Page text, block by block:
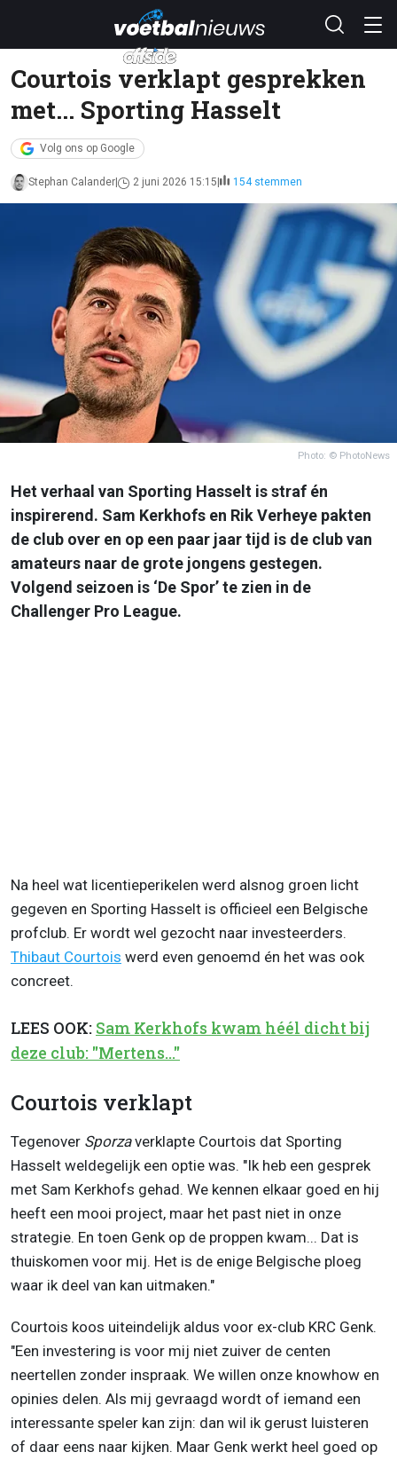
Courtois verklapt gesprekken
met... Sporting Hasselt
Volg ons op Google
Stephan Calander 2 juni 2026 15:15 154 stemmen
Photo: © PhotoNews
Het verhaal van Sporting Hasselt is straf én
inspirerend. Sam Kerkhofs en Rik Verheye pakten
de club over en op een paar jaar tijd is de club van
amateurs naar de grote jongens gestegen.
Volgend seizoen is ‘De Spor’ te zien in de
Challenger Pro League.
Na heel wat licentieperikelen werd alsnog groen licht
gegeven en Sporting Hasselt is officieel een Belgische
profclub. Er wordt wel gezocht naar investeerders.
Thibaut Courtois werd even genoemd én het was ook
concreet.
LEES OOK: Sam Kerkhofs kwam héél dicht bij
deze club: "Mertens..."
Courtois verklapt
Tegenover Sporzaverklapte Courtois dat Sporting
Hasselt weldegelijk een optie was. "Ik heb een gesprek
met Sam Kerkhofs gehad. We kennen elkaar goed en hij
heeft een mooi project, maar het past niet in onze
strategie. En toen Genk op de proppen kwam... Dat is
thuiskomen voor mij. Het is de enige Belgische ploeg
waar ik deel van kan uitmaken."
Courtois koos uiteindelijk aldus voor ex-club KRC Genk.
"Een investering is voor mij niet zuiver de centen
neertellen zonder inspraak. We willen onze knowhow en
opinies delen. Als mij gevraagd wordt of iemand een
interessante speler kan zijn: dan wil ik gerust luisteren
of daar eens naar kijken. Maar Genk werkt heel goed op